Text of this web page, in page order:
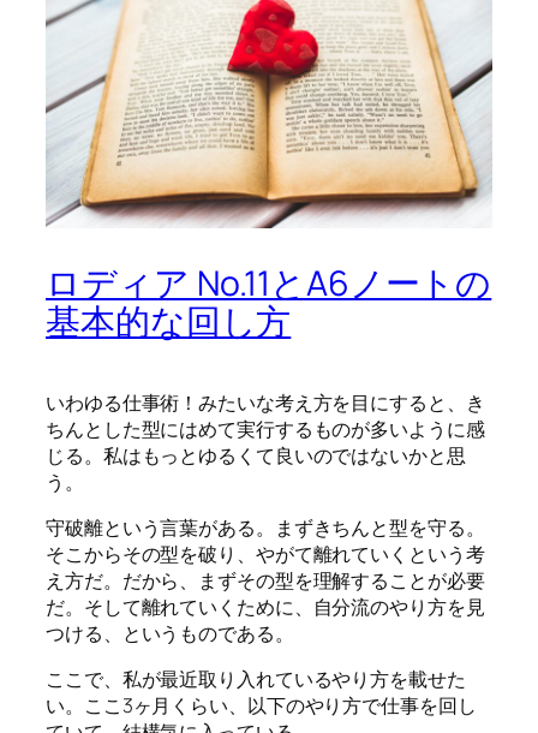
ロディア No.11とA6ノートの
基本的な回し方
いわゆる仕事術！みたいな考え方を目にすると、き
ちんとした型にはめて実行するものが多いように感
じる。私はもっとゆるくて良いのではないかと思
う。
守破離という言葉がある。まずきちんと型を守る。
そこからその型を破り、やがて離れていくという考
え方だ。だから、まずその型を理解することが必要
だ。そして離れていくために、自分流のやり方を見
つける、というものである。
ここで、私が最近取り入れているやり方を載せた
い。ここ3ヶ月くらい、以下のやり方で仕事を回し